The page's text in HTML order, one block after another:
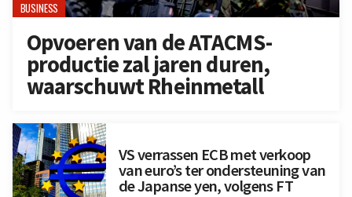
BUSINESS
Opvoeren van de ATACMS-
productie zal jaren duren,
waarschuwt Rheinmetall
VS verrassen ECB met verkoop
van euro’s ter ondersteuning van
de Japanse yen, volgens FT